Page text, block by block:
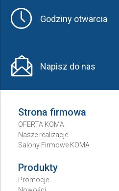
Godziny otwarcia
Napisz do nas
Strona firmowa
OFERTA KOMA
Nasze realizacje
Salony Firmowe KOMA
Produkty
Promocje